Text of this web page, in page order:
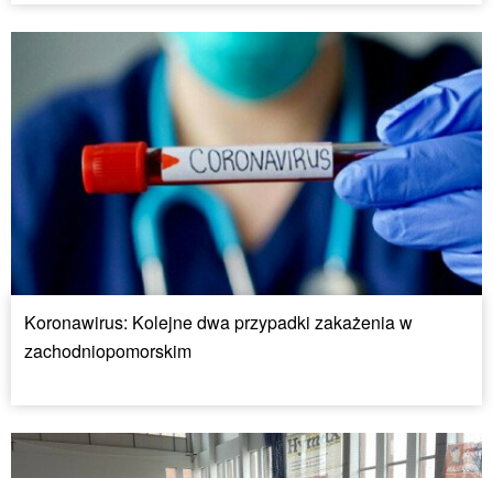
Koronawirus: Kolejne dwa przypadki zakażenia w
zachodniopomorskim